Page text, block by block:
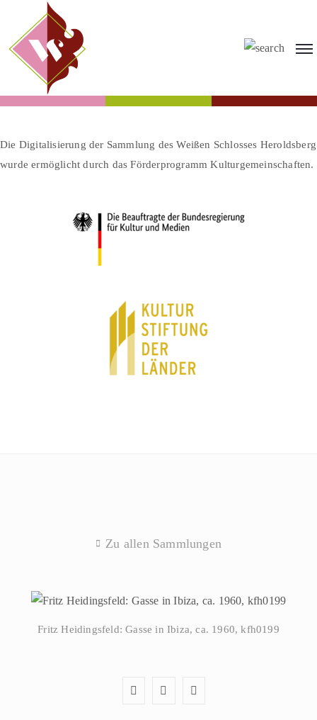
Die Digitalisierung der Sammlung des Weißen Schlosses Heroldsberg
wurde ermöglicht durch das Förderprogramm Kulturgemeinschaften.
Zu allen Sammlungen
Fritz Heidingsfeld: Gasse in Ibiza, ca. 1960, kfh0199